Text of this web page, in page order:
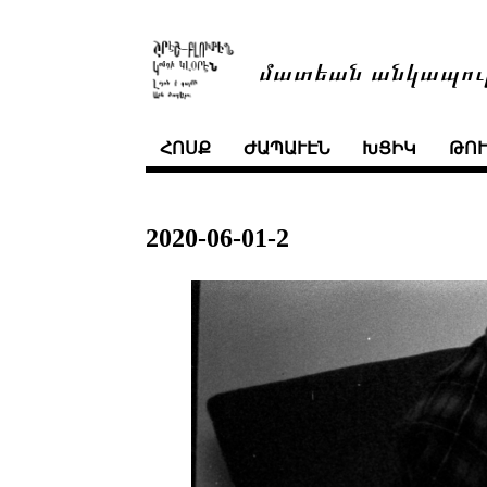
մատեան
ՀՈՍՔ ԺԱՊԱՒԷՆ ԽՑԻԿ
2020-06-01-2